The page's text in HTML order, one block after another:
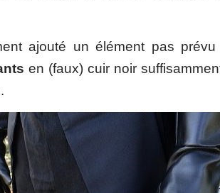
ajouté un élément pas
en (faux) cuir noir